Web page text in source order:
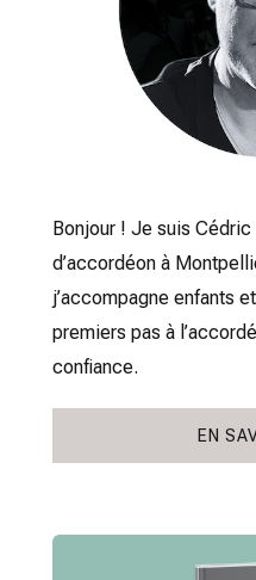
Bonjour ! Je suis
d’accordéon à
j’accompagne enfants
premiers pas à
confiance.
EN